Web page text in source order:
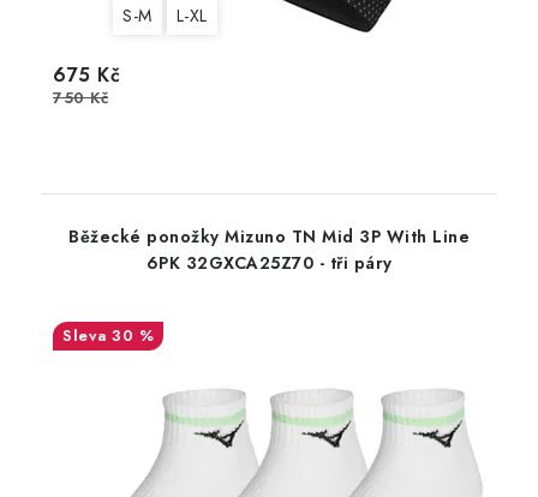
S-M L-XL
675 Kč
750 Kč
Běžecké ponožky Mizuno TN Mid 3P With Line
6PK 32GXCA25Z70 - tři páry
30 %